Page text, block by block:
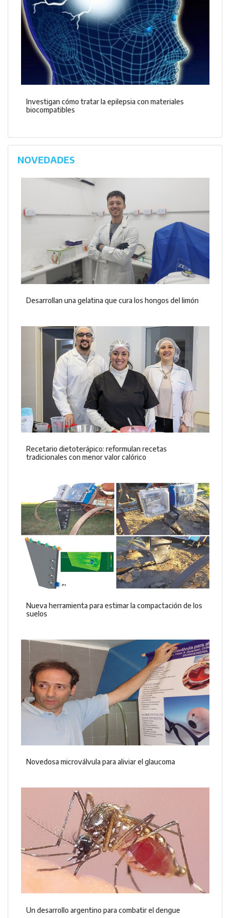
Investigan cómo tratar la epilepsia con materiales
biocompatibles
NOVEDADES
Desarrollan una gelatina que cura los hongos del limón
Recetario dietoterápico: reformulan recetas
tradicionales con menor valor calórico
Nueva herramienta para estimar la compactación de los
suelos
Novedosa microválvula para aliviar el glaucoma
Un desarrollo argentino para combatir el dengue